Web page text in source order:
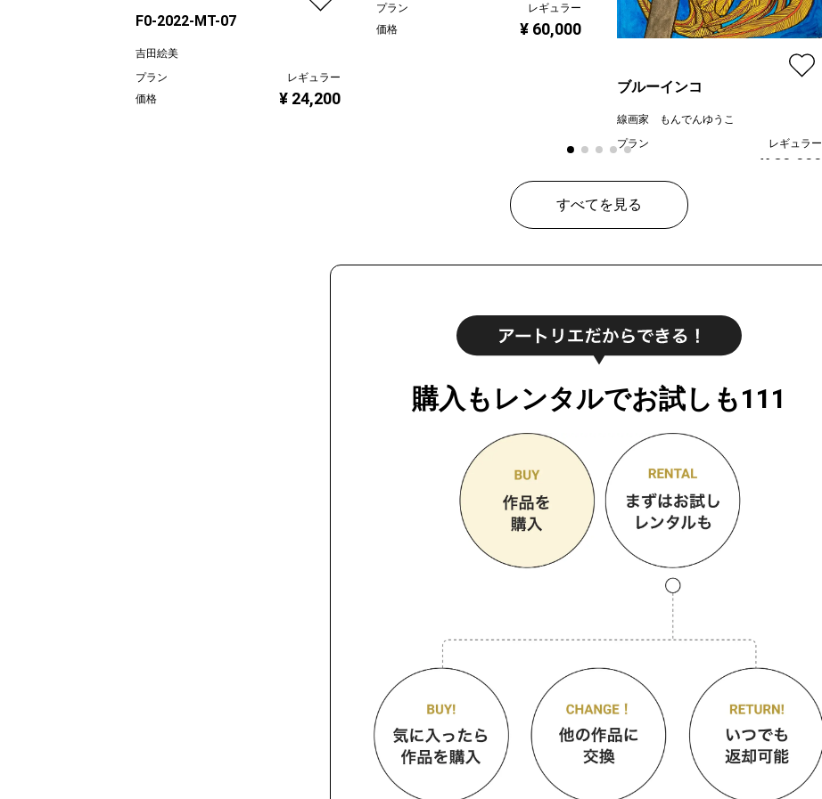
F0-2022-MT-07
吉田絵美
プラン
レギュラー
価格
¥ 24,200
プラン
レギュラー
価格
¥ 60,000
ブルーインコ
線画家 もんでんゆうこ
プラン
レギュラー
¥ 80,000
すべてを見る
購入もレンタルでお試しも111